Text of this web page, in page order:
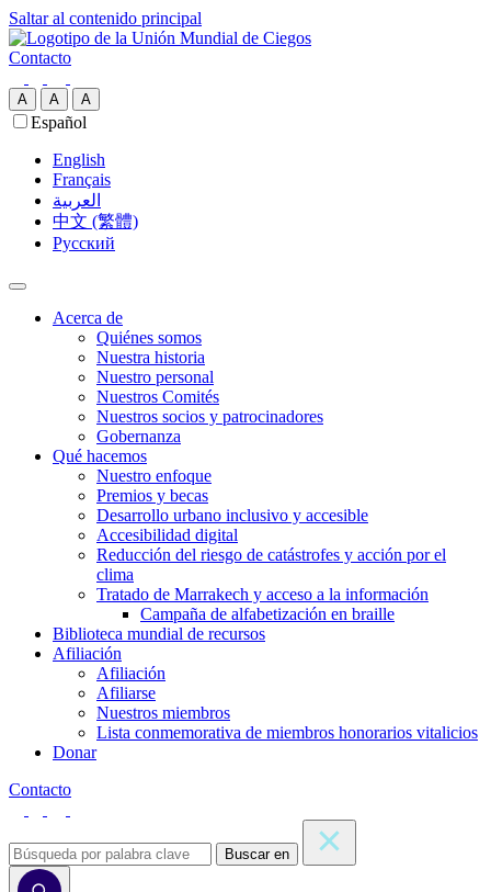
Saltar al contenido principal
Contacto
A A A
Español
English
Français
العربية‏
中文 (繁體)
Русский
Acerca de
Quiénes somos
Nuestra historia
Nuestro personal
Nuestros Comités
Nuestros socios y patrocinadores
Gobernanza
Qué hacemos
Nuestro enfoque
Premios y becas
Desarrollo urbano inclusivo y accesible
Accesibilidad digital
Reducción del riesgo de catástrofes y acción por el
clima
Tratado de Marrakech y acceso a la información
Campaña de alfabetización en braille
Biblioteca mundial de recursos
Afiliación
Afiliación
Afiliarse
Nuestros miembros
Lista conmemorativa de miembros honorarios vitalicios
Donar
Contacto
Buscar en